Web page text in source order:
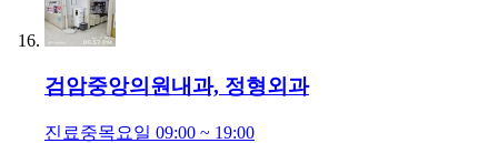
검암중앙의원 내과, 정형외과
진료중목요일 09:00 ~ 19:00